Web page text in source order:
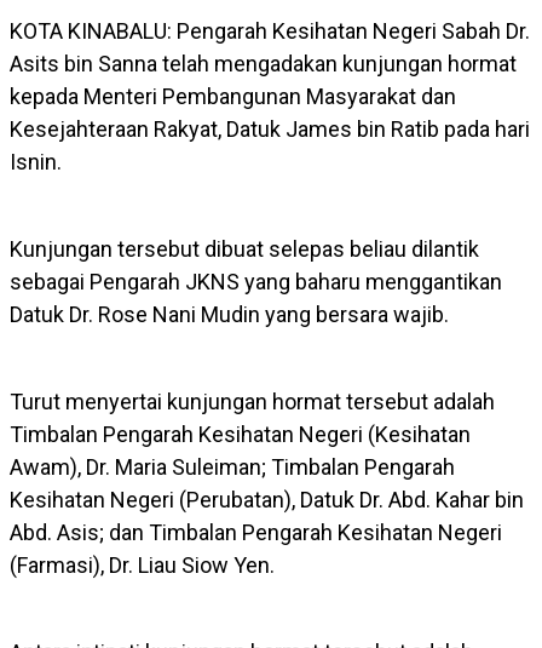
KOTA KINABALU: Pengarah Kesihatan Negeri Sabah Dr.
Asits bin Sanna telah mengadakan kunjungan hormat
kepada Menteri Pembangunan Masyarakat dan
Kesejahteraan Rakyat, Datuk James bin Ratib pada hari
Isnin.
Kunjungan tersebut dibuat selepas beliau dilantik
sebagai Pengarah JKNS yang baharu menggantikan
Datuk Dr. Rose Nani Mudin yang bersara wajib.
Turut menyertai kunjungan hormat tersebut adalah
Timbalan Pengarah Kesihatan Negeri (Kesihatan
Awam), Dr. Maria Suleiman; Timbalan Pengarah
Kesihatan Negeri (Perubatan), Datuk Dr. Abd. Kahar bin
Abd. Asis; dan Timbalan Pengarah Kesihatan Negeri
(Farmasi), Dr. Liau Siow Yen.